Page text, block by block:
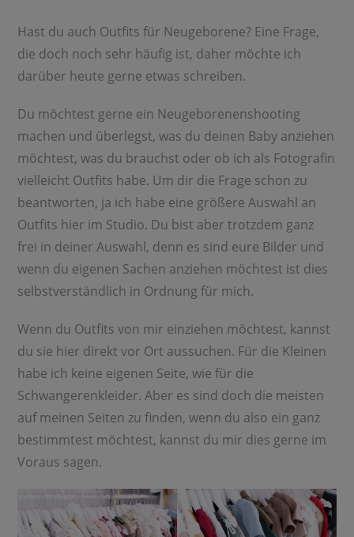
Hast du auch Outfits für Neugeborene? Eine Frage,
die doch noch sehr häufig ist, daher möchte ich
darüber heute gerne etwas schreiben.
Du möchtest gerne ein Neugeborenenshooting
machen und überlegst, was du deinen Baby anziehen
möchtest, was du brauchst oder ob ich als Fotografin
vielleicht Outfits habe. Um dir die Frage schon zu
beantworten, ja ich habe eine größere Auswahl an
Outfits hier im Studio. Du bist aber trotzdem ganz
frei in deiner Auswahl, denn es sind eure Bilder und
wenn du eigenen Sachen anziehen möchtest ist dies
selbstverständlich in Ordnung für mich.
Wenn du Outfits von mir einziehen möchtest, kannst
du sie hier direkt vor Ort aussuchen. Für die Kleinen
habe ich keine eigenen Seite, wie für die
Schwangerenkleider. Aber es sind doch die meisten
auf meinen Seiten zu finden, wenn du also ein ganz
bestimmtest möchtest, kannst du mir dies gerne im
Voraus sagen.